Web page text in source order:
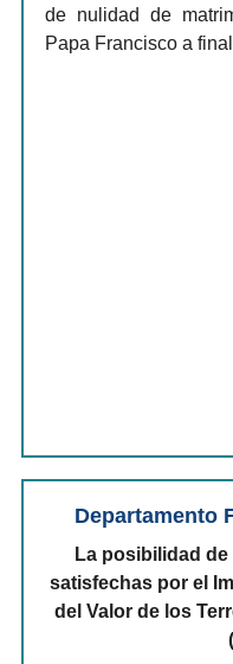
de nulidad de
Papa Francisco a
Departamento
La posibilidad
satisfechas por el
del Valor de los